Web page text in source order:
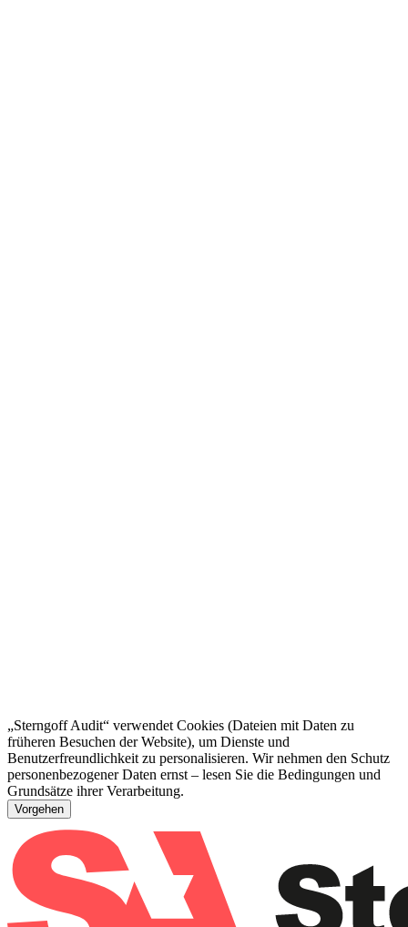
„Sterngoff Audit“ verwendet Cookies (Dateien mit Daten zu
früheren Besuchen der Website), um Dienste und
Benutzerfreundlichkeit zu personalisieren. Wir nehmen den Schutz
personenbezogener Daten ernst – lesen Sie die Bedingungen und
Grundsätze ihrer Verarbeitung.
Vorgehen